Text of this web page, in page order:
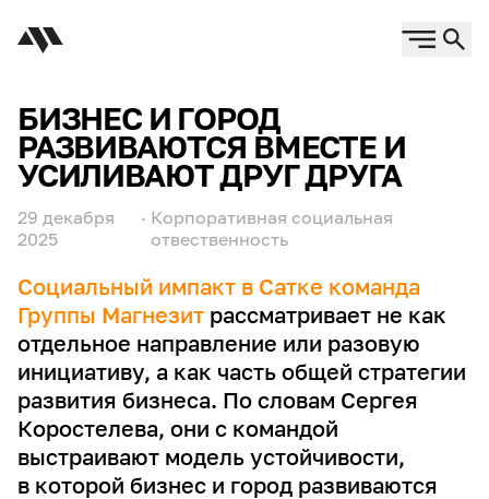
БИЗНЕС И ГОРОД
РАЗВИВАЮТСЯ ВМЕСТЕ И
УСИЛИВАЮТ ДРУГ ДРУГА
29 декабря
2025
· Корпоративная социальная
отвественность
Социальный импакт в Сатке команда
Группы Магнезит рассматривает не как
отдельное направление или разовую
инициативу, а как часть общей стратегии
развития бизнеса. По словам Сергея
Коростелева, они с командой
выстраивают модель устойчивости,
в которой бизнес и город развиваются